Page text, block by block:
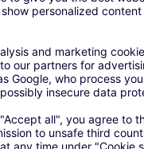
unseres örtlichen